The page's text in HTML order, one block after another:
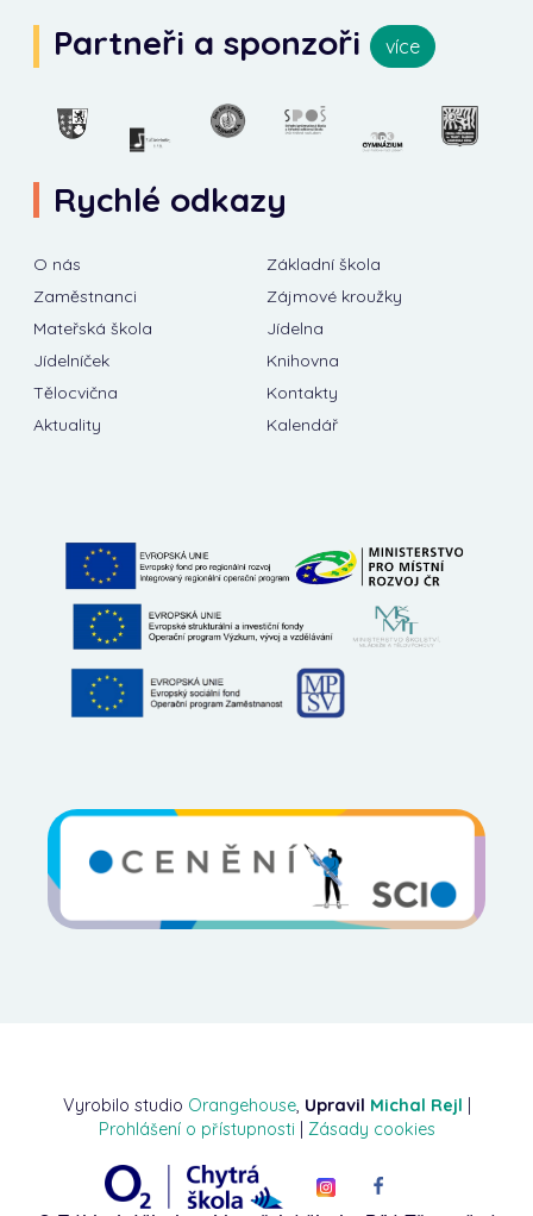
Partneři a sponzoři více
Rychlé odkazy
O nás
Základní škola
Zaměstnanci
Zájmové kroužky
Mateřská škola
Jídelna
Jídelníček
Knihovna
Tělocvična
Kontakty
Aktuality
Kalendář
Vyrobilo studio Orangehouse, Upravil Michal Rejl |
Prohlášení o přístupnosti | Zásady cookies